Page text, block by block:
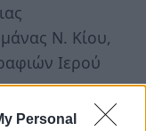
Personal
Ν. Κίου,
Ιερού
κ. Βασίλειος